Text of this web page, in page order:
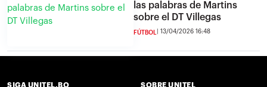
las palabras de Martins
sobre el DT Villegas
FÚTBOL 13/04/2026 16:48
SIGA UNITEL.BO SOBRE UNITEL